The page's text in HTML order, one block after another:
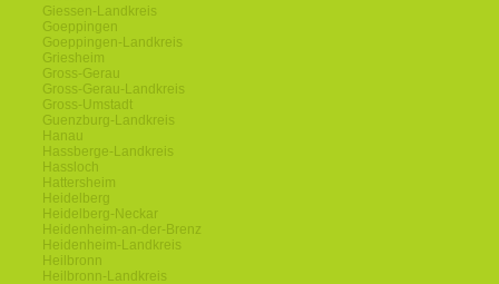
Giessen-Landkreis
Goeppingen
Goeppingen-Landkreis
Griesheim
Gross-Gerau
Gross-Gerau-Landkreis
Gross-Umstadt
Guenzburg-Landkreis
Hanau
Hassberge-Landkreis
Hassloch
Hattersheim
Heidelberg
Heidelberg-Neckar
Heidenheim-an-der-Brenz
Heidenheim-Landkreis
Heilbronn
Heilbronn-Landkreis